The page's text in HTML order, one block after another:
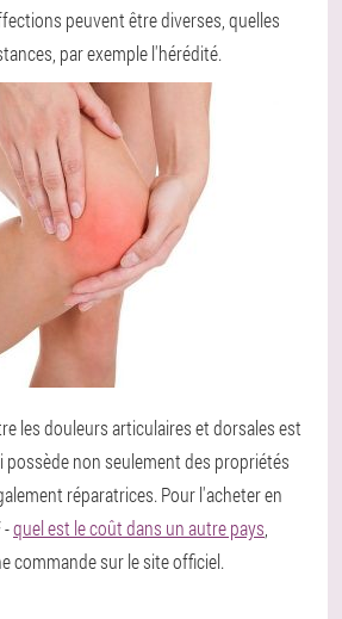
peuvent être diverses, quelles
par exemple l'hérédité.
les douleurs articulaires et dorsales est
possède non seulement des propriétés
réparatrices. Pour l'acheter en
-quel est le coût dans un autre pays
commande sur le site officiel.